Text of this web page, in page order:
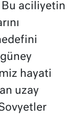
Bu aciliyetin
hayati
uzay